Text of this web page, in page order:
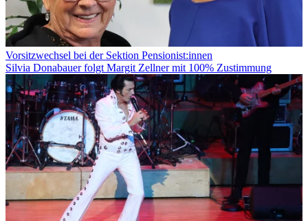
Vorsitzwechsel bei der Sektion Pensionist:innen
Silvia Donabauer folgt Margit Zellner mit 100% Zustimmung